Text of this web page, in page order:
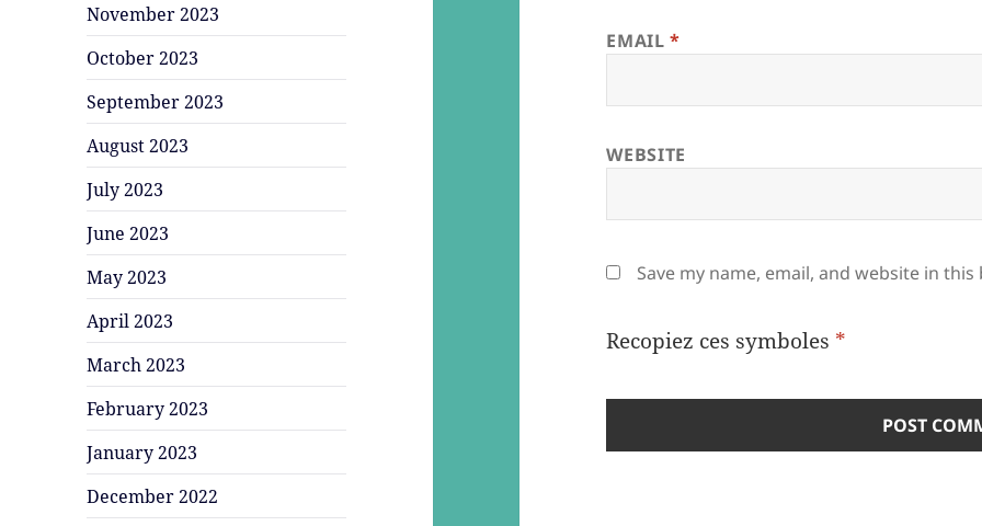
November 2023
October 2023
September 2023
August 2023
July 2023
June 2023
May 2023
April 2023
March 2023
February 2023
January 2023
December 2022
EMAIL*
WEBSITE
Save my name, email, and website in
Recopiez ces symboles *